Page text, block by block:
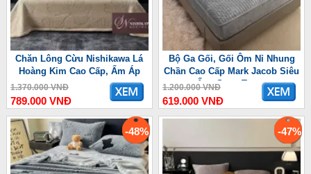
Chăn Lông Cừu Nishikawa Lá
Hoàng Kim Cao Cấp, Ấm Áp
1.370.000 VNĐ
789.000 VNĐ
Bộ Ga Gối, Gối Ôm Nỉ Nhung
Chần Cao Cấp Mark Jacob Siêu
Ấm, Sang Trọng
1.200.000 VNĐ
619.000 VNĐ
-48% -47%